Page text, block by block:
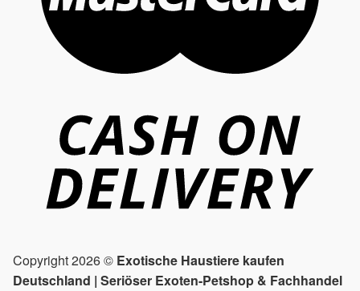
Copyright 2026 © Exotische Haustiere kaufen
Deutschland | Seriöser Exoten-Petshop & Fachhandel